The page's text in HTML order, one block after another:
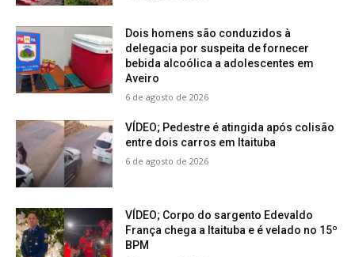
Dois homens são conduzidos à
delegacia por suspeita de fornecer
bebida alcoólica a adolescentes em
Aveiro
6 de agosto de 2026
VÍDEO; Pedestre é atingida após colisão
entre dois carros em Itaituba
6 de agosto de 2026
VÍDEO; Corpo do sargento Edevaldo
França chega a Itaituba e é velado no 15º
BPM